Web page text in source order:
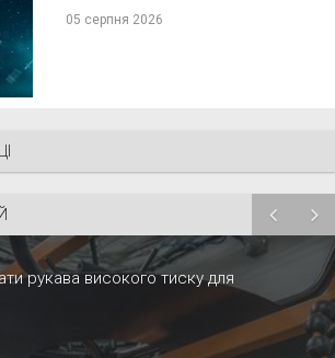
05 серпня 2026
рукава високого тиску для